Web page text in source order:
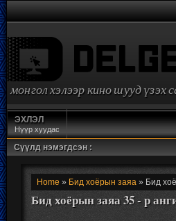
монгол хэлээр кино шууд үзэх
ЭХЛЭЛ
Нүүр хуудас
Сүүлд нэмэгдсэн :
Home » Бид хоёрын заяа » Бид
Бид хоёрын заяа 35 - р